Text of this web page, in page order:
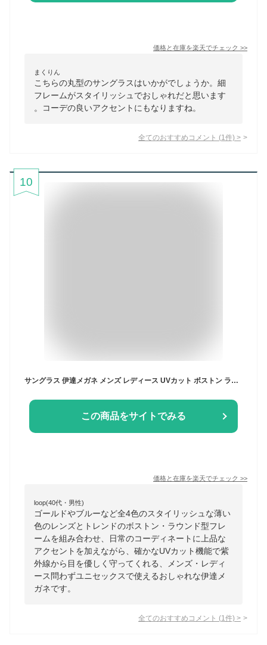
価格と在庫を楽天でチェック >>
まくりん
こちらの丸型のサングラスはいかがでしょうか。細
フレームがスタイリッシュでおしゃれだと思います
。コーデの良いアクセントにもなりますね。
全てのおすすめコメント (1 件) >
10
サングラス 伊達メガネ メンズ レディース UVカット ボストン ラウンド 丸メガネ 丸型 ライトカラーレンズ 薄い色 ゴールド ブルー ピンク イエロー グレー スモーク 全4色
この商品をサイトでみる
価格と在庫を楽天でチェック >>
loop(40代・男性)
ゴールドやブルーなど全4色のスタイリッシュな薄い
色のレンズとトレンドのボストン・ラウンド型フレ
ームを組み合わせ、日常のコーディネートに上品な
アクセントを加えながら、確かなUVカット機能で紫
外線から目を優しく守ってくれる、メンズ・レディ
ース問わずユニセックスで使えるおしゃれな伊達メ
ガネです。
全てのおすすめコメント (1 件) >